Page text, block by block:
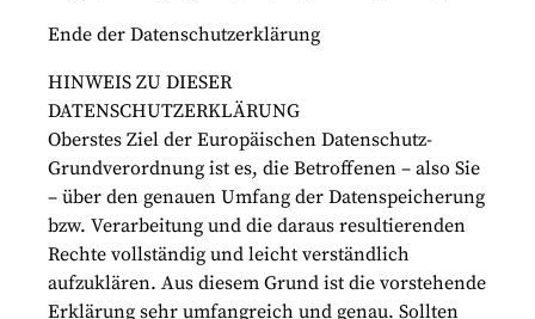
Ende der Datenschutzerklärung
HINWEIS ZU DIESER
DATENSCHUTZERKLÄRUNG
Oberstes Ziel der Europäischen Datenschutz-
Grundverordnung ist es, die Betroffenen – also Sie
– über den genauen Umfang der Datenspeicherung
bzw. Verarbeitung und die daraus resultierenden
Rechte vollständig und leicht verständlich
aufzuklären. Aus diesem Grund ist die vorstehende
Erklärung sehr umfangreich und genau. Sollten